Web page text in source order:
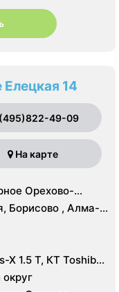
14
49-09
На карте
Орехово-
Борисово , Алма-
X 1.5 Т, КТ Toshiba